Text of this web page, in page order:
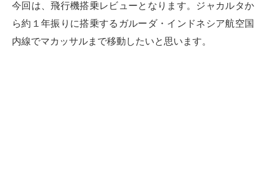
今回は、飛行機搭乗レビューとなります。ジャカルタか
ら約１年振りに搭乗するガルーダ・インドネシア航空国
内線でマカッサルまで移動したいと思います。